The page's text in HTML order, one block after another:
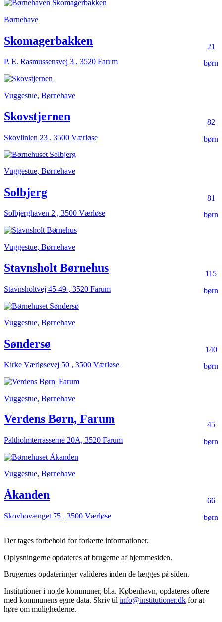
Børnehave
21
børn
Skomagerbakken
P. E. Rasmussensvej 3 , 3520 Farum
Vuggestue, Børnehave
82
børn
Skovstjernen
Skovlinien 23 , 3500 Værløse
Vuggestue, Børnehave
81
børn
Solbjerg
Solbjerghaven 2 , 3500 Værløse
Vuggestue, Børnehave
115
børn
Stavnsholt Børnehus
Stavnsholtvej 45-49 , 3520 Farum
Vuggestue, Børnehave
140
børn
Søndersø
Kirke Værløsevej 50 , 3500 Værløse
Vuggestue, Børnehave
45
børn
Verdens Børn, Farum
Paltholmterrasserne 20A, 3520 Farum
Vuggestue, Børnehave
66
børn
Åkanden
Skovbovænget 75 , 3500 Værløse
Der tages forbehold for forkerte informationer.
Oplysningerne opdateres af brugerne af hjemmesiden.
Brugernes opdateringer valideres inden de lægges på siden.
Institutioner i nogle kommuner, bl.a. København, opdateres oftere
med kommunens egne data. Skriv til info@institutioner.dk for at
høre om mulighederne.